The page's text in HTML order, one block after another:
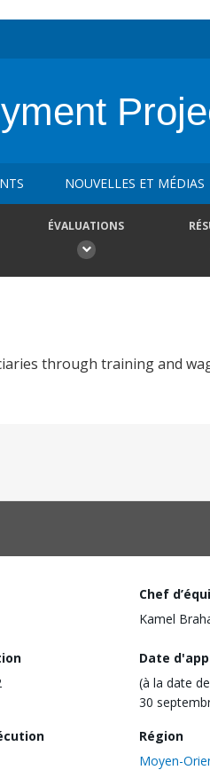
NOUVELLES ET MÉDIAS
ÉVALUATIONS
through training and
Chef
Kamel
Date
(à la date
30
Région
Moyen-